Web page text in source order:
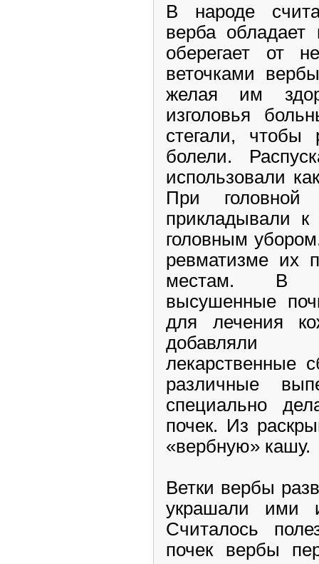
В народе
верба обладает
оберегает от
веточками
желая им
изголовья
стегали,
болели.
использовали
При головной
прикладывали
головным
ревматизме их
местам. В
высушенные
для лечения
лекарственные
различные
специально
почек. Из
«вербную» кашу.
Ветки вербы
украшали ими
Считалось
почек вербы